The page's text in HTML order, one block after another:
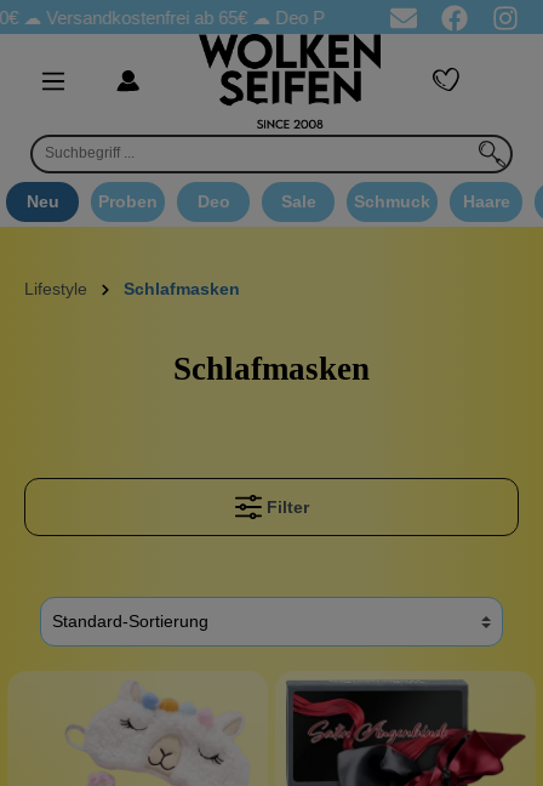
Versandkostenfrei ab 65€ ☁ Deo Proben in jeder Bestellung
Neu Proben Deo Sale Schmuck Haare
Lifestyle Schlafmasken
Schlafmasken
Filter